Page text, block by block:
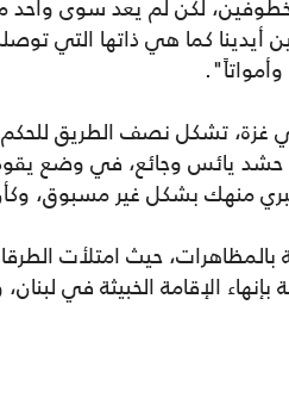
لكن لم يعد سوى واحد
أيدينا كما هي ذاتها التي
غزة، تشكل نصف الطريق
حشد يائس وجائع، في وضع
منهك بشكل غير مسبوق،
بالمظاهرات، حيث امتلأت
الإقامة الخبيثة في